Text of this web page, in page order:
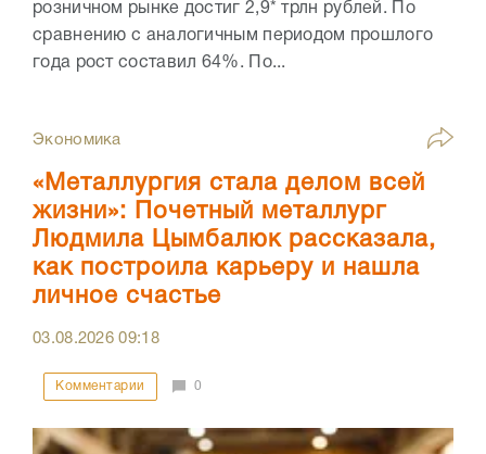
розничном рынке достиг 2,9* трлн рублей. По
сравнению с аналогичным периодом прошлого
года рост составил 64%. По...
Экономика
«Металлургия стала делом всей
жизни»: Почетный металлург
Людмила Цымбалюк рассказала,
как построила карьеру и нашла
личное счастье
03.08.202609:18
Комментарии 0